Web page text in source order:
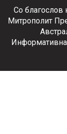
Со благослов
Митрополит
Информативна